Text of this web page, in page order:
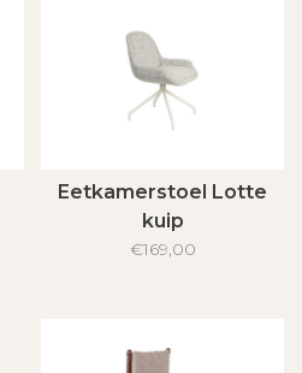
Eetkamerstoel Lotte
kuip
€169,00